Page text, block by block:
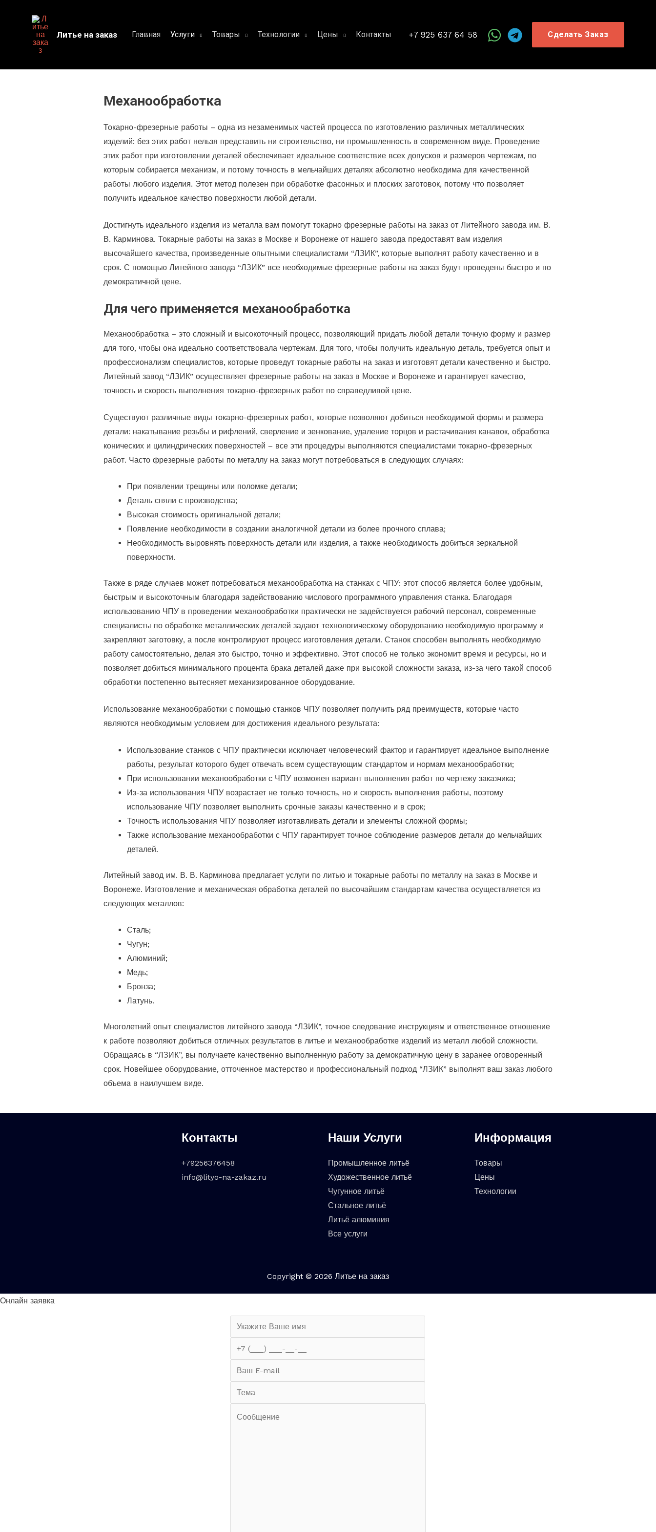
содержимому
Литье на заказ Главная Услуги Товары Технологии Цены Контакты +7 925 637 64 58 Сделать Заказ
Механообработка
Токарно-фрезерные работы – одна из незаменимых частей процесса по изготовлению различных металлических
изделий: без этих работ нельзя представить ни строительство, ни промышленность в современном виде. Проведение
этих работ при изготовлении деталей обеспечивает идеальное соответствие всех допусков и размеров чертежам, по
которым собирается механизм, и потому точность в мельчайших деталях абсолютно необходима для качественной
работы любого изделия. Этот метод полезен при обработке фасонных и плоских заготовок, потому что позволяет
получить идеальное качество поверхности любой детали.
Достигнуть идеального изделия из металла вам помогут токарно фрезерные работы на заказ от Литейного завода им. В.
В. Карминова. Токарные работы на заказ в Москве и Воронеже от нашего завода предоставят вам изделия
высочайшего качества, произведенные опытными специалистами “ЛЗИК”, которые выполнят работу качественно и в
срок. С помощью Литейного завода “ЛЗИК” все необходимые фрезерные работы на заказ будут проведены быстро и по
демократичной цене.
Для чего применяется механообработка
Механообработка – это сложный и высокоточный процесс, позволяющий придать любой детали точную форму и размер
для того, чтобы она идеально соответствовала чертежам. Для того, чтобы получить идеальную деталь, требуется опыт и
профессионализм специалистов, которые проведут токарные работы на заказ и изготовят детали качественно и быстро.
Литейный завод “ЛЗИК” осуществляет фрезерные работы на заказ в Москве и Воронеже и гарантирует качество,
точность и скорость выполнения токарно-фрезерных работ по справедливой цене.
Существуют различные виды токарно-фрезерных работ, которые позволяют добиться необходимой формы и размера
детали: накатывание резьбы и рифлений, сверление и зенкование, удаление торцов и растачивания канавок, обработка
конических и цилиндрических поверхностей – все эти процедуры выполняются специалистами токарно-фрезерных
работ. Часто фрезерные работы по металлу на заказ могут потребоваться в следующих случаях:
При появлении трещины или поломке детали;
Деталь сняли с производства;
Высокая стоимость оригинальной детали;
Появление необходимости в создании аналогичной детали из более прочного сплава;
Необходимость выровнять поверхность детали или изделия, а также необходимость добиться зеркальной
поверхности.
Также в ряде случаев может потребоваться механообработка на станках с ЧПУ: этот способ является более удобным,
быстрым и высокоточным благодаря задействованию числового программного управления станка. Благодаря
использованию ЧПУ в проведении механообработки практически не задействуется рабочий персонал, современные
специалисты по обработке металлических деталей задают технологическому оборудованию необходимую программу и
закрепляют заготовку, а после контролируют процесс изготовления детали. Станок способен выполнять необходимую
работу самостоятельно, делая это быстро, точно и эффективно. Этот способ не только экономит время и ресурсы, но и
позволяет добиться минимального процента брака деталей даже при высокой сложности заказа, из-за чего такой способ
обработки постепенно вытесняет механизированное оборудование.
Использование механообработки с помощью станков ЧПУ позволяет получить ряд преимуществ, которые часто
являются необходимым условием для достижения идеального результата:
Использование станков с ЧПУ практически исключает человеческий фактор и гарантирует идеальное выполнение
работы, результат которого будет отвечать всем существующим стандартом и нормам механообработки;
При использовании механообработки с ЧПУ возможен вариант выполнения работ по чертежу заказчика;
Из-за использования ЧПУ возрастает не только точность, но и скорость выполнения работы, поэтому
использование ЧПУ позволяет выполнить срочные заказы качественно и в срок;
Точность использования ЧПУ позволяет изготавливать детали и элементы сложной формы;
Также использование механообработки с ЧПУ гарантирует точное соблюдение размеров детали до мельчайших
деталей.
Литейный завод им. В. В. Карминова предлагает услуги по литью и токарные работы по металлу на заказ в Москве и
Воронеже. Изготовление и механическая обработка деталей по высочайшим стандартам качества осуществляется из
следующих металлов:
Сталь;
Чугун;
Алюминий;
Медь;
Бронза;
Латунь.
Многолетний опыт специалистов литейного завода “ЛЗИК”, точное следование инструкциям и ответственное отношение
к работе позволяют добиться отличных результатов в литье и механообработке изделий из металл любой сложности.
Обращаясь в “ЛЗИК”, вы получаете качественно выполненную работу за демократичную цену в заранее оговоренный
срок. Новейшее оборудование, отточенное мастерство и профессиональный подход “ЛЗИК” выполнят ваш заказ любого
объема в наилучшем виде.
Контакты
+79256376458
info@lityo-na-zakaz.ru
Наши Услуги
Промышленное литьё
Художественное литьё
Чугунное литьё
Стальное литьё
Литьё алюминия
Все услуги
Информация
Товары
Цены
Технологии
Copyright © 2026 Литье на заказ
Онлайн заявка